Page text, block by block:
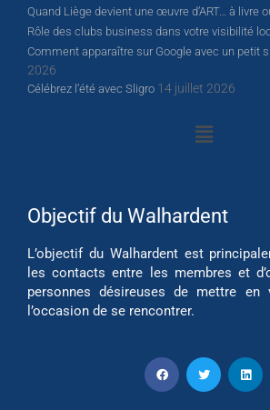
Quand Liège devient une œuvre d’ART… à livre
Rôle des clubs business dans votre visibilité
Comment apparaître sur Google avec un petit
2026
Célébrez l’été avec Sligro 14 juillet 2026
Objectif du Walhardent
L’objectif du Walhardent est
les contacts entre les membres et
personnes désireuses de mettre en
l’occasion de se rencontrer.